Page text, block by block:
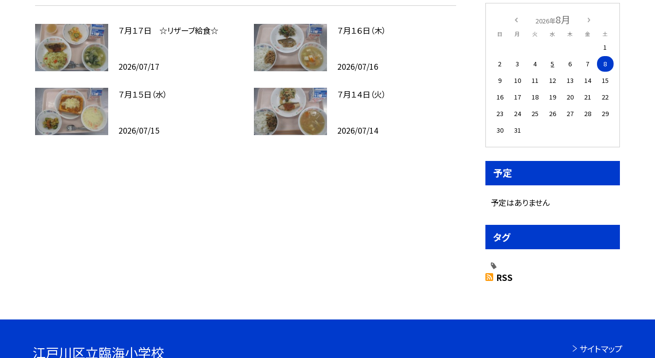
７月１７日 ☆リザーブ給食☆
2026/07/17
７月１６日（木）
2026/07/16
７月１５日（水）
2026/07/15
７月１４日（火）
2026/07/14
2026年8月
日 月 火 水 木 金 土
1
2
3 4 5 6 7
8
9
10 11 12 13 14
15
16
17 18 19 20 21
22
23
24 25 26 27 28
29
30
31
予定
予定はありません
タグ
RSS
江戸川区立臨海小学校 サイトマップ